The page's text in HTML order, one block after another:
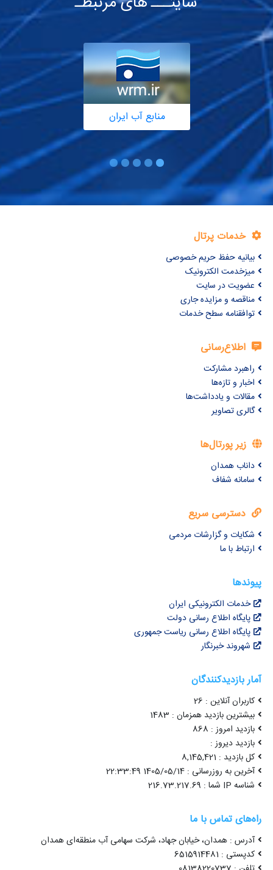
منابع آب ایران
خدمات پرتال
بیانیه حفظ حریم خصوصی
میزخدمت الکترونیک
عضویت در سایت
مناقصه و مزایده جاری
توافقنامه سطح خدمات
اطلاع‌رسانی
راهبرد مشارکت
اخبار و تازه‌ها
مقالات و یادداشت‌ها
گالری تصاویر
زیر پورتال‌ها
داناب همدان
سامانه شفاف
دسترسی سریع
شکایات و گزارشات مردمی
ارتباط با ما
پیوندها
خدمات الکترونیکی ایران
پایگاه اطلاع رسانی دولت
پایگاه اطلاع رسانی ریاست جمهوری
شهروند خبرنگار
آمار بازدیدکنندگان
کاربران آنلاین : 26
بیشترین بازدید همزمان : 1483
بازدید امروز : 868
بازدید دیروز :
کل بازدید : 8,145,421
آخرین به روزرسانی : 1405/05/14 22:33:49
شناسه IP شما : 216.73.217.69
راه‌های تماس با ما
آدرس : همدان، خیابان جهاد، شرکت سهامی آب منطقه‌ای همدان
کدپستی : 6515914481